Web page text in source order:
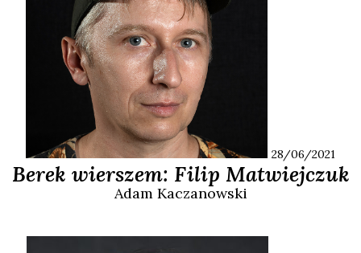
28/06/2021
Berek wierszem: Filip Matwiejczuk
Adam Kaczanowski